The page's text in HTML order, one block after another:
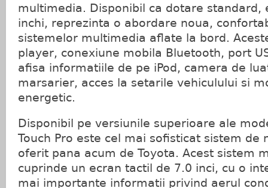
multimedia. Disponibil ca dotare standard,
inchi, reprezinta o abordare noua,
sistemelor multimedia aflate la bord.
player, conexiune mobila Bluetooth, port
afisa informatiile de pe iPod, camera de
marsarier, acces la setarile vehiculului si
energetic.
Disponibil pe versiunile superioare ale
Touch Pro este cel mai sofisticat sistem de
oferit pana acum de Toyota. Acest sistem
cuprinde un ecran tactil de 7.0 inci, cu o
mai importante informatii privind aerul